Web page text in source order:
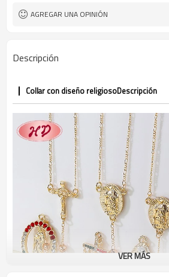
AGREGAR UNA OPINIÓN
Descripción
Collar con diseño religiosoDescripción
VER MÁS